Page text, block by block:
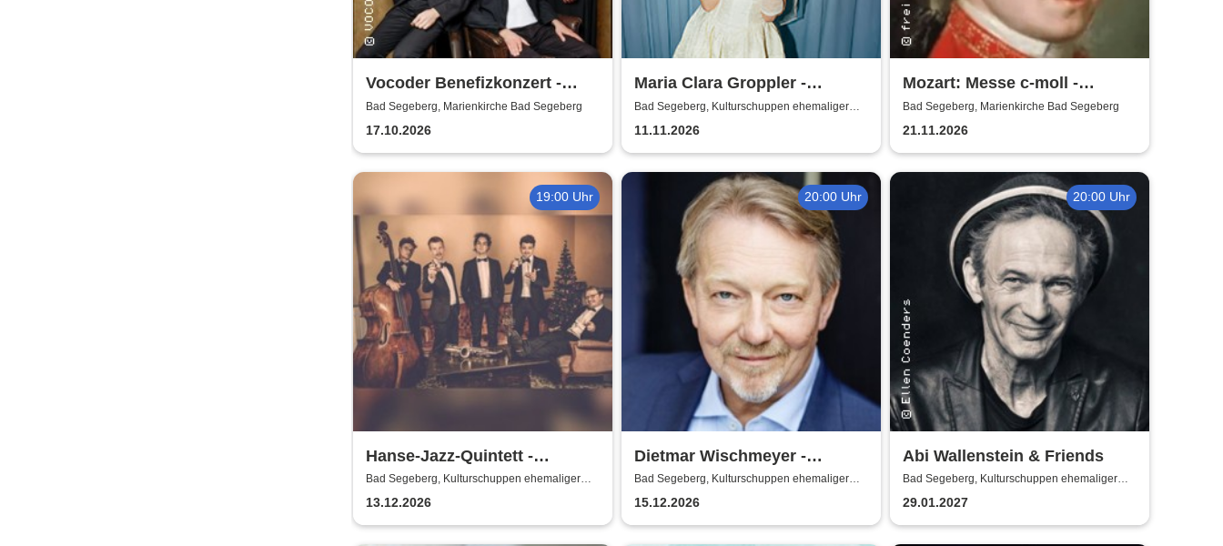
Vocoder Benefizkonzert -
zugunsten der Tafel Stiftung
Schleswig-Holstein
Bad Segeberg, Marienkirche Bad Segeberg
17.10.2026
Maria Clara Groppler -
Ehefrau | 2026
Bad Segeberg, Kulturschuppen ehemaliger
11.11.2026
Mozart: Messe c-moll -
Marienkirche Bad Segeberg
Bad Segeberg, Marienkirche Bad Segeberg
21.11.2026
19:00 Uhr
Hanse-Jazz-Quintett -
Swinging Home for Christmas
Bad Segeberg, Kulturschuppen ehemaliger
Antikschuppen
13.12.2026
20:00 Uhr
Dietmar Wischmeyer -
Wischmeyer's schwarze
Weihnacht
Bad Segeberg, Kulturschuppen ehemaliger
Antikschuppen
15.12.2026
20:00 Uhr
Abi Wallenstein & Friends
Bad Segeberg, Kulturschuppen ehemaliger
Antikschuppen
29.01.2027